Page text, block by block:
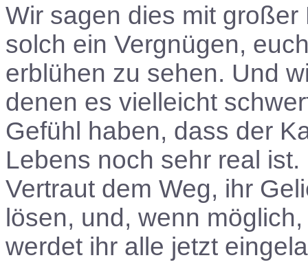
Wir sagen dies mit
solch ein Vergnügen,
erblühen zu sehen. Und
denen es vielleicht
Gefühl haben, dass der
Lebens noch sehr real
Vertraut dem Weg, ihr
lösen, und, wenn
werdet ihr alle jetzt